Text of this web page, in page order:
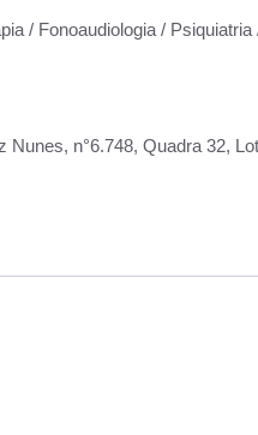
/ Fonoaudiologia /
Nunes, n°6.748, Quadra 32,